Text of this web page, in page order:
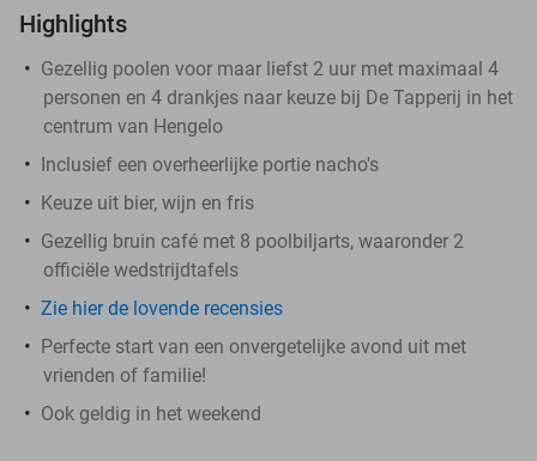
Highlights
Gezellig poolen voor maar liefst 2 uur met maximaal 4
personen en 4 drankjes naar keuze bij De Tapperij in het
centrum van Hengelo
Inclusief een overheerlijke portie nacho's
Keuze uit bier, wijn en fris
Gezellig bruin café met 8 poolbiljarts, waaronder 2
officiële wedstrijdtafels
Zie hier de lovende recensies
Perfecte start van een onvergetelijke avond uit met
vrienden of familie!
Ook geldig in het weekend